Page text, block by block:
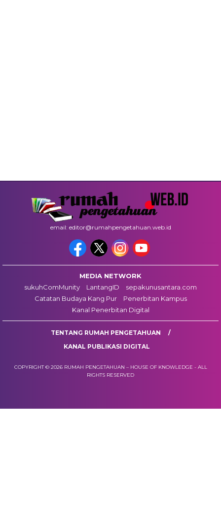
email: editor@rumahpengetahuan.web.id
MEDIA NETWORK
sukuhComMunity
LantangID
sepakunusantara.com
Catatan Budaya Kang Pur
Penerbitan Kampus
Kanal Penerbitan Digital
TENTANG RUMAH PENGETAHUAN
KANAL PUBLIKASI DIGITAL
COPYRIGHT © 2026 RUMAH PENGETAHUAN – HOUSE OF KNOWLEDGE - ALL
RIGHTS RESERVED